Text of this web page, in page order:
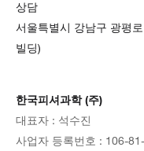
상담
서울특별시 강남구 광평
빌딩)
한국피셔과학 (주)
대표자 : 석수진
사업자 등록번호 : 106-